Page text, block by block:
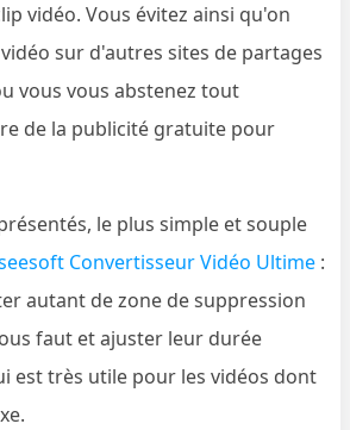
vidéo. Vous évitez ainsi qu'on
sur d'autres sites de partages
vous vous abstenez tout
de la publicité gratuite pour
le plus simple et souple
Convertisseur Vidéo Ultime :
autant de zone de suppression
faut et ajuster leur durée
est très utile pour les vidéos dont